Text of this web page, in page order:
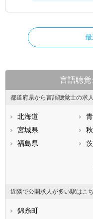
言語聴
都道府県から言語聴覚士の求
北海道
宮城県
福島県
石川県
静岡県
近隣で公開求人が多い駅はこ
錦糸町